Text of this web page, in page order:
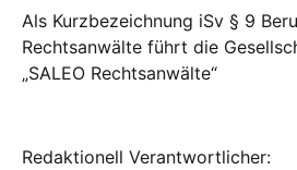
Als Kurzbezeichnung iSv § 9
Rechtsanwälte führt die
„SALEO Rechtsanwälte“
Redaktionell Verantwortlicher: